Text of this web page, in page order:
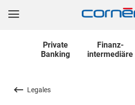
Private
Banking
Finanz-
intermediäre
Legales